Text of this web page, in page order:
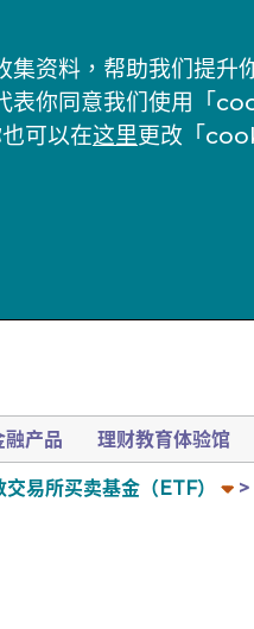
资料，帮助我们提升
表你同意我们使用「
也可以在这里更改「
融产品 理财教育体验馆
易所买卖基金（ETF）